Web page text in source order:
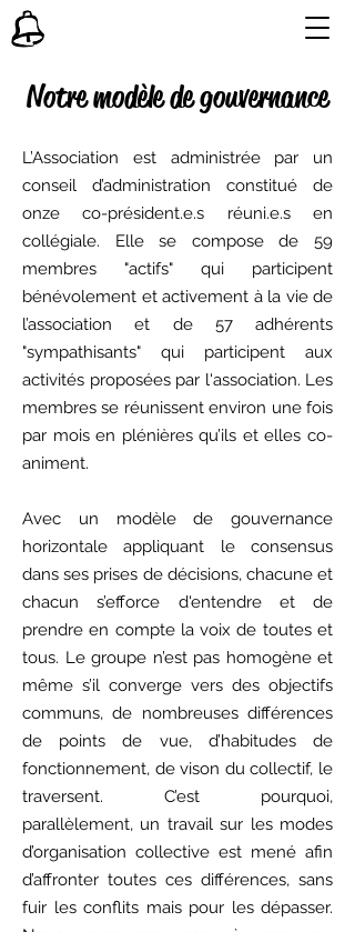
Notre modèle de gouvernance
L’Association est administrée par un
conseil d’administration constitué de
onze co-président.e.s réuni.e.s en
collégiale. Elle se compose de 59
membres "actifs" qui participent
bénévolement et activement à la vie de
l’association et de 57 adhérents
"sympathisants" qui participent aux
activités proposées par l'association. Les
membres se réunissent environ une fois
par mois en plénières qu’ils et elles co-
animent.
Avec un modèle de gouvernance
horizontale appliquant le consensus
dans ses prises de décisions, chacune et
chacun s’efforce d'entendre et de
prendre en compte la voix de toutes et
tous. Le groupe n’est pas homogène et
même s’il converge vers des objectifs
communs, de nombreuses différences
de points de vue, d’habitudes de
fonctionnement, de vison du collectif, le
traversent. C’est pourquoi,
parallèlement, un travail sur les modes
d’organisation collective est mené afin
d’affronter toutes ces différences, sans
fuir les conflits mais pour les dépasser.